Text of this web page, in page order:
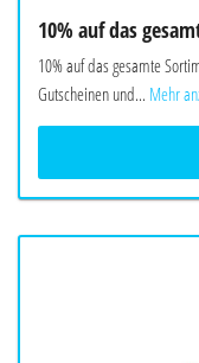
10% auf das
10% auf das gesamte
Gutscheinen und... Mehr